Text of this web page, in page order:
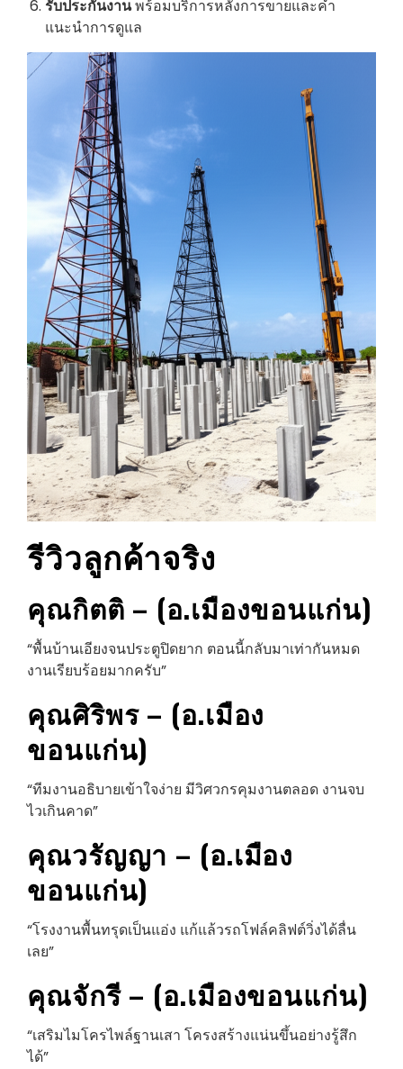
รับประกันงานพร้อมบริการหลังการขายและคำ
แนะนำการดูแล
รีวิวลูกค้าจริง
คุณกิตติ – (อ.เมืองขอนแก่น)
“พื้นบ้านเอียงจนประตูปิดยาก ตอนนี้กลับมาเท่ากันหมด
งานเรียบร้อยมากครับ”
คุณศิริพร – (อ.เมือง
ขอนแก่น)
“ทีมงานอธิบายเข้าใจง่าย มีวิศวกรคุมงานตลอด งานจบ
ไวเกินคาด”
คุณวรัญญา – (อ.เมือง
ขอนแก่น)
“โรงงานพื้นทรุดเป็นแอ่ง แก้แล้วรถโฟล์คลิฟต์วิ่งได้ลื่น
เลย”
คุณจักรี – (อ.เมืองขอนแก่น)
“เสริมไมโครไพล์ฐานเสา โครงสร้างแน่นขึ้นอย่างรู้สึก
ได้”